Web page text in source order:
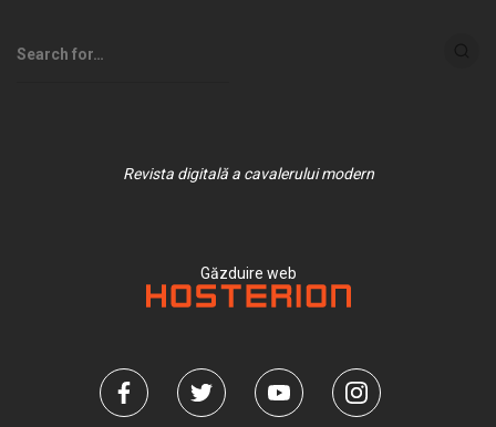
Revista digitală a cavalerului modern
Găzduire web